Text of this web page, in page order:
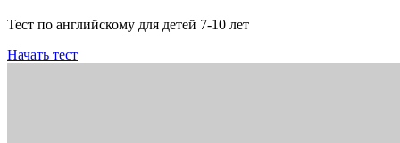
Тест по английскому для детей 7-10 лет
Начать тест